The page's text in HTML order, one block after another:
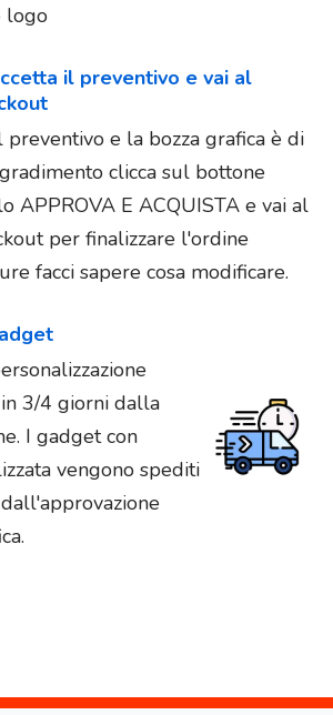
logo
il preventivo e vai al
preventivo e la bozza grafica è di
clicca sul bottone
APPROVA E ACQUISTA e vai al
per finalizzare l'ordine
facci sapere cosa modificare.
3/4 giorni dalla
I gadget con
vengono spediti